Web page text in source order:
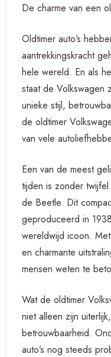
De charme van een
Oldtimer auto’s
aantrekkingskracht
hele wereld. En als
staat de Volkswagen
unieke stijl,
de oldtimer
van vele
Een van de meest
tijden is zonder
de Beetle. Dit
geproduceerd in
wereldwijd icoon.
en charmante
mensen weten te
Wat de oldtimer
niet alleen zijn
betrouwbaarheid.
auto’s nog steeds